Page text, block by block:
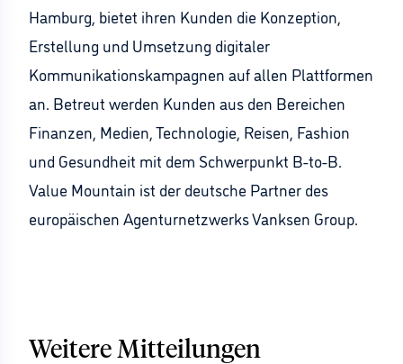
Hamburg, bietet ihren Kunden die Konzeption,
Erstellung und Umsetzung digitaler
Kommunikationskampagnen auf allen Plattformen
an. Betreut werden Kunden aus den Bereichen
Finanzen, Medien, Technologie, Reisen, Fashion
und Gesundheit mit dem Schwerpunkt B-to-B.
Value Mountain ist der deutsche Partner des
europäischen Agenturnetzwerks Vanksen Group.
Weitere Mitteilungen